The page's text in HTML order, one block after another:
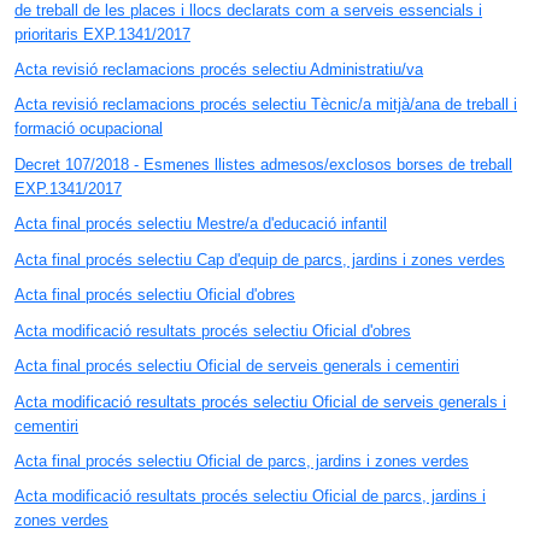
de treball de les places i llocs declarats com a serveis essencials i
prioritaris EXP.1341/2017
Acta revisió reclamacions procés selectiu Administratiu/va
Acta revisió reclamacions procés selectiu Tècnic/a mitjà/ana de treball i
formació ocupacional
Decret 107/2018 - Esmenes llistes admesos/exclosos borses de treball
EXP.1341/2017
Acta final procés selectiu Mestre/a d'educació infantil
Acta final procés selectiu Cap d'equip de parcs, jardins i zones verdes
Acta final procés selectiu Oficial d'obres
Acta modificació resultats procés selectiu Oficial d'obres
Acta final procés selectiu Oficial de serveis generals i cementiri
Acta modificació resultats procés selectiu Oficial de serveis generals i
cementiri
Acta final procés selectiu Oficial de parcs, jardins i zones verdes
Acta modificació resultats procés selectiu Oficial de parcs, jardins i
zones verdes